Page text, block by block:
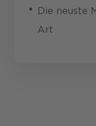
Die neuste
Art